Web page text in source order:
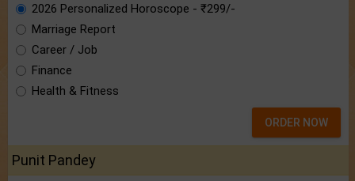
2026 Personalized Horoscope - ₹299/-
Marriage Report
Career / Job
Finance
Health & Fitness
ORDER NOW
Punit Pandey